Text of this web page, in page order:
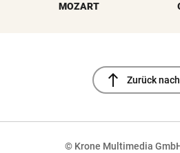
MOZART
north Zurück
© Krone Multimedia